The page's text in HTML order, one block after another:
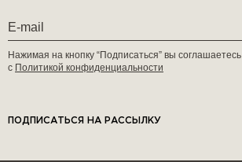
Нажимая на кнопку “Подписаться” вы соглашаетесь
с Политикой конфиденциальности
ПОДПИСАТЬСЯ НА РАССЫЛКУ